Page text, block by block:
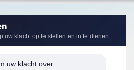
uw klacht op te stellen en in te dienen
uw klacht over